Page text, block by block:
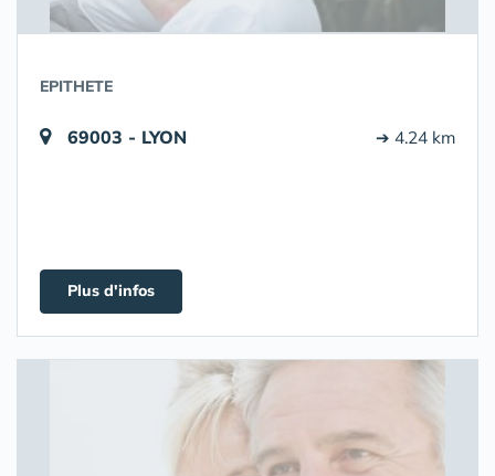
EPITHETE
69003 - LYON ➔ 4.24 km
Plus d'infos